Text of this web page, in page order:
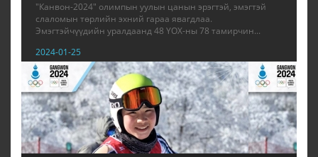
"Канвон-2024" олимпын уулын цанын эрэгтэй, эмэгтэй
слаломын төрлийн эхний гараа явагдлаа.
Эмэгтэйчүүдийн уралдаанд 48 ҮОХ-ны 78 тамирчин...
2024-01-25